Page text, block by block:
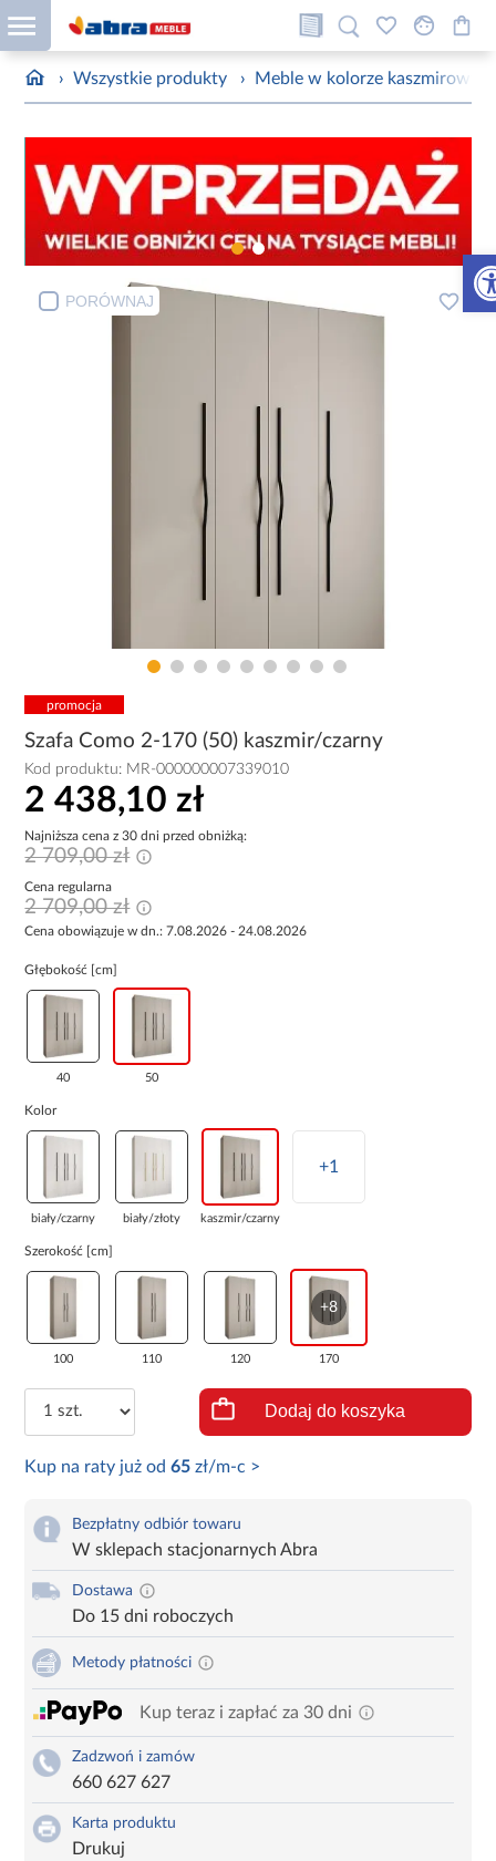
› Wszystkie produkty › Meble w kolorze kaszmirowym
PORÓWNAJ
promocja
Szafa Como 2-170 (50) kaszmir/czarny
Kod produktu: MR-000000007339010
2 438,10 zł
Najniższa cena z 30 dni przed obniżką:
2 709,00 zł
Cena regularna
2 709,00 zł
Cena obowiązuje w dn.: 7.08.2026 - 24.08.2026
Głębokość [cm]
40 50
Kolor
biały/czarny biały/złoty kaszmir/czarny
+1
Szerokość [cm]
100 110 120
+8
170
Dodaj do koszyka
Kup na raty już od65 zł/m-c >
Bezpłatny odbiór towaru
W sklepach stacjonarnych Abra
Dostawa
Do 15 dni roboczych
Metody płatności
Kup teraz i zapłać za 30 dni
Zadzwoń i zamów
660 627 627
Karta produktu
Drukuj